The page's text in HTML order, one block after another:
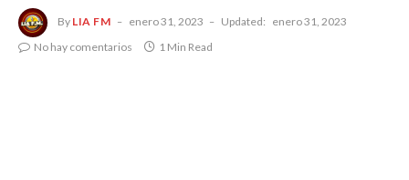
By LIA FM enero 31, 2023 Updated: enero 31, 2023
No hay comentarios
1 Min Read